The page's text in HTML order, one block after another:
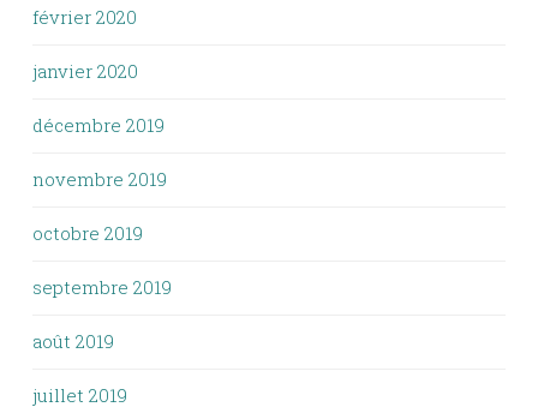
février 2020
janvier 2020
décembre 2019
novembre 2019
octobre 2019
septembre 2019
août 2019
juillet 2019